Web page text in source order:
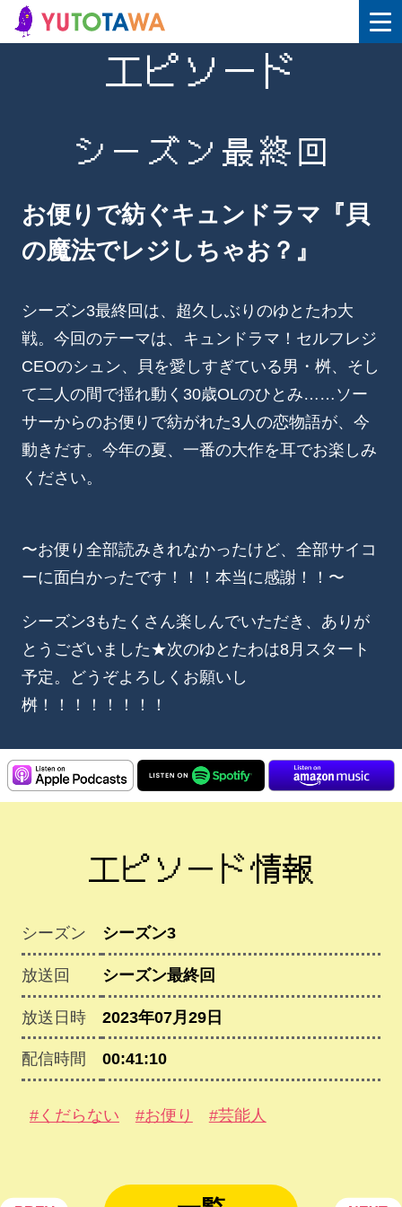
エピソード
シーズン最終回
お便りで紡ぐキュンドラマ『貝
の魔法でレジしちゃお？』
シーズン3最終回は、超久しぶりのゆとたわ大
戦。今回のテーマは、キュンドラマ！セルフレジ
CEOのシュン、貝を愛しすぎている男・桝、そし
て二人の間で揺れ動く30歳OLのひとみ……ソー
サーからのお便りで紡がれた3人の恋物語が、今
動きだす。今年の夏、一番の大作を耳でお楽しみ
ください。
〜お便り全部読みきれなかったけど、全部サイコ
ーに面白かったです！！！本当に感謝！！〜
シーズン3もたくさん楽しんでいただき、ありが
とうございました★次のゆとたわは8月スタート
予定。どうぞよろしくお願いし
桝！！！！！！！！
エピソード情報
シーズン シーズン3
放送回 シーズン最終回
放送日時 2023年07月29日
配信時間 00:41:10
#くだらない #お便り #芸能人